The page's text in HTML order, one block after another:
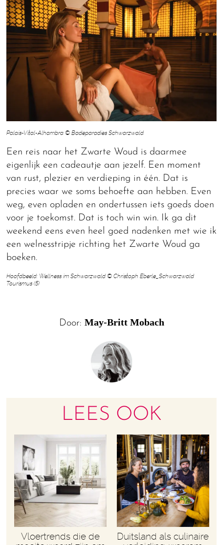
Palais-Vital-Alhambra © Badeparadies Schwarzwald
Een reis naar het Zwarte Woud is daarmee
eigenlijk een cadeautje aan jezelf. Een moment
van rust, plezier en verdieping in één. Dat is
precies waar we soms behoefte aan hebben. Even
weg, even opladen en ondertussen iets goeds doen
voor je toekomst. Dat is toch win win. Ik ga dit
weekend eens even heel goed nadenken met wie ik
een welnesstripje richting het Zwarte Woud ga
boeken.
Hoofdbeeld: Wellness im Schwarzwald © Christoph Eberle_Schwarzwald
Tourismus (5)
Door: May-Britt Mobach
LEES OOK
Vloertrends die de
Duitsland als culinaire